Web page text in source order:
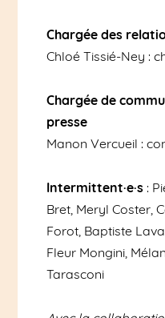
Chargée des
Chloé Tissié-Ney :
Chargée de
presse
Manon Vercueil :
Intermittent·e·s :
Bret, Meryl Coster,
Forot, Baptiste
Fleur Mongini,
Tarasconi